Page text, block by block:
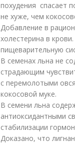
похудения спасает
не хуже, чем
Добавление в
холестерина в
пищеварительную
В семенах льна не
страдающим
с перемолотыми
кокосовой муке.
В семени льна
антиоксидантными
стабилизации
Доказано, что